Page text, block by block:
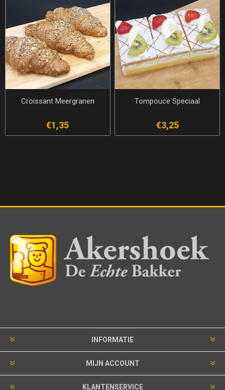
Croissant Meergranen
€1,35
Tompouce Speciaal
€3,25
INFORMATIE
MIJN ACCOUNT
KLANTENSERVICE